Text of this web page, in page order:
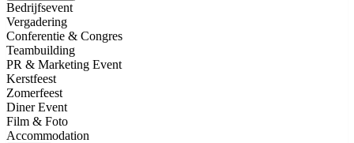
Bedrijfsevent
Vergadering
Conferentie & Congres
Teambuilding
PR & Marketing Event
Kerstfeest
Zomerfeest
Diner Event
Film & Foto
Accommodation